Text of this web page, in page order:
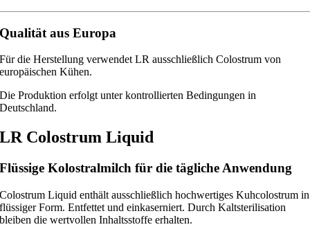
Qualität aus Europa
Für die Herstellung verwendet LR ausschließlich Colostrum von
europäischen Kühen.
Die Produktion erfolgt unter kontrollierten Bedingungen in
Deutschland.
LR Colostrum Liquid
Flüssige Kolostralmilch für die tägliche Anwendung
Colostrum Liquid enthält ausschließlich hochwertiges Kuhcolostrum in
flüssiger Form. Entfettet und einkaserniert. Durch Kaltsterilisation
bleiben die wertvollen Inhaltsstoffe erhalten.